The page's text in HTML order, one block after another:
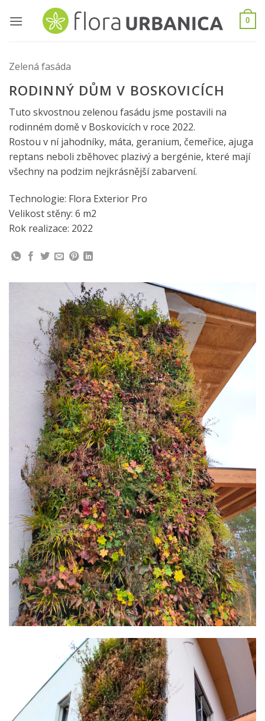
0
Zelená fasáda
RODINNÝ DŮM V BOSKOVICÍCH
Tuto skvostnou zelenou fasádu jsme postavili na
rodinném domě v Boskovicích v roce 2022.
Rostou v ní jahodníky, máta, geranium, čemeřice, ajuga
reptans neboli zběhovec plazivý a bergénie, které mají
všechny na podzim nejkrásnější zabarvení.
Technologie: Flora Exterior Pro
Velikost stěny: 6 m2
Rok realizace: 2022